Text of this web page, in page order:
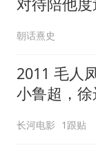
朝话熹史
2011 毛人
小鲁超，
绝，被范
长河电影 1跟贴